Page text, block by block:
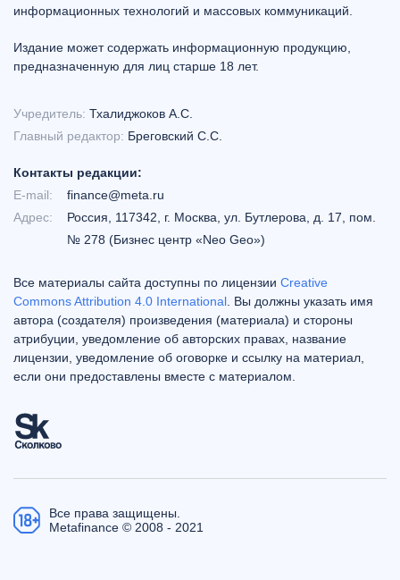
информационных технологий и массовых коммуникаций.
Издание может содержать информационную продукцию,
предназначенную для лиц старше 18 лет.
Учредитель: Тхалиджоков А.С.
Главный редактор: Бреговский С.С.
Контакты редакции:
E-mail:
finance@meta.ru
Адрес:
Россия, 117342, г. Москва, ул. Бутлерова, д. 17, пом.
№ 278 (Бизнес центр «Neo Geo»)
Все материалы сайта доступны по лицензии Creative
Commons Attribution 4.0 International . Вы должны указать имя
автора (создателя) произведения (материала) и стороны
атрибуции, уведомление об авторских правах, название
лицензии, уведомление об оговорке и ссылку на материал,
если они предоставлены вместе с материалом.
Все права защищены.
Metafinance © 2008 - 2021